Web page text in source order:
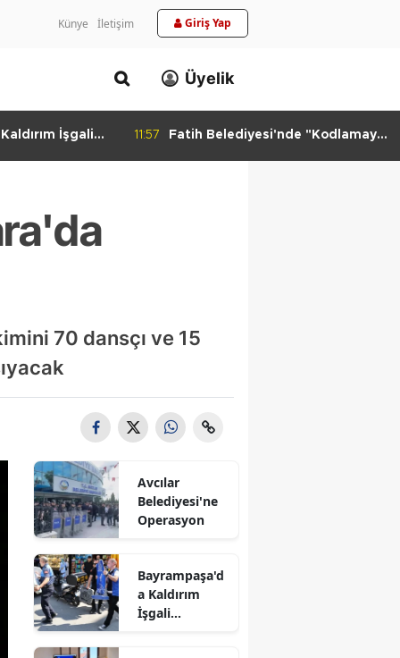
Künye İletişim Giriş Yap
Üyelik
İşgali 11:57
Fatih Belediyesi'nde "Kodlamaya
70 dansçı ve 15
Avcılar
Belediyesi'ne
Operasyon
Bayrampaşa'd
a Kaldırım
İşgali